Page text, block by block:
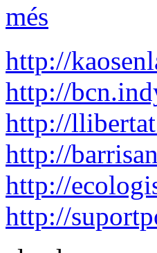
més
http://
http://
http://
http://
http://
http://